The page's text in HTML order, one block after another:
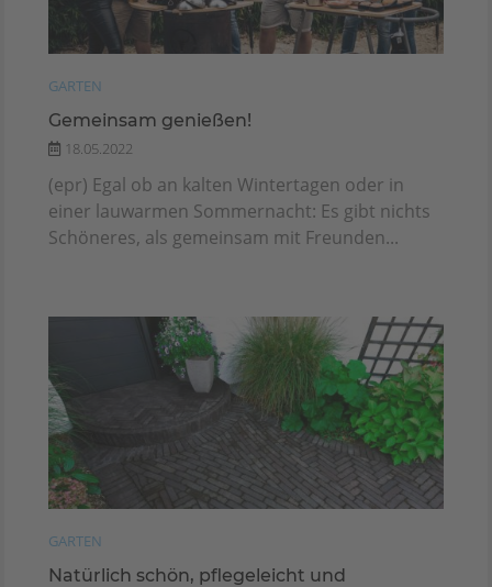
GARTEN
Gemeinsam genießen!
18.05.2022
(epr) Egal ob an kalten Wintertagen oder in
einer lauwarmen Sommernacht: Es gibt nichts
Schöneres, als gemeinsam mit Freunden...
GARTEN
Natürlich schön, pflegeleicht und